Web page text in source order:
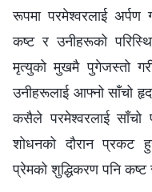
रूपमा परमेश्‍वरलाई
कष्ट र उनीहरूको
मृत्युको मुखमै पुगेजस्तो
उनीहरूलाई आफ्नो साँचो
कसैले परमेश्‍वरलाई साँचो
शोधनको दौरान प्रकट
प्रेमको शुद्धिकरण पनि कष्ट